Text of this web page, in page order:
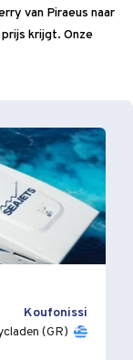
Koufonissi
(GR)
van Piraeus naar
krijgt. Onze